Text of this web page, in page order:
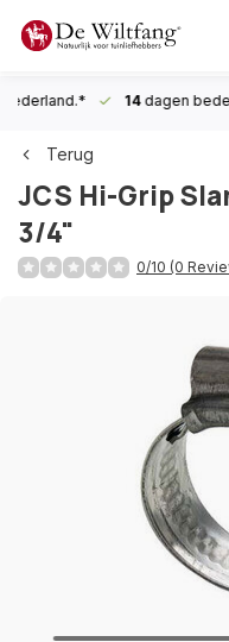
14dagen
Terug
JCS Hi-Grip
3/4"
0/10 (0